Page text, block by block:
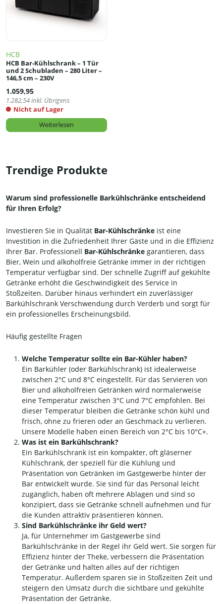
HCB
HCB Bar-Kühlschrank – 1 Tür
und 2 Schubladen – 280 Liter –
146,5 cm – 230V
1.059,95
1.282,54inkl. Übrigens
Nicht auf Lager
Weiterlesen
Trendige Produkte
Warum sind professionelle Barkühlschränke entscheidend
für Ihren Erfolg?
Investieren Sie in Qualität Bar-Kühlschränke ist eine
Investition in die Zufriedenheit Ihrer Gäste und in die Effizienz
Ihrer Bar. Professionell Bar-Kühlschränke garantieren, dass
Bier, Wein und alkoholfreie Getränke immer in der richtigen
Temperatur verfügbar sind. Der schnelle Zugriff auf gekühlte
Getränke erhöht die Geschwindigkeit des Service in
Stoßzeiten. Darüber hinaus verhindert ein zuverlässiger
Barkühlschrank Verschwendung durch Verderb und sorgt für
ein professionelles Erscheinungsbild.
Häufig gestellte Fragen
Welche Temperatur sollte ein Bar-Kühler haben?
Ein Barkühler (oder Barkühlschrank) ist idealerweise
zwischen 2°C und 8°C eingestellt. Für das Servieren von
Bier und alkoholfreien Getränken wird normalerweise
eine Temperatur zwischen 3°C und 7°C empfohlen. Bei
dieser Temperatur bleiben die Getränke schön kühl und
frisch, ohne zu frieren oder an Geschmack zu verlieren.
Unsere Modelle haben einen Bereich von 2°C bis 10°C+.
Was ist ein Barkühlschrank?
Ein Barkühlschrank ist ein kompakter, oft gläserner
Kühlschrank, der speziell für die Kühlung und
Präsentation von Getränken im Gastgewerbe hinter der
Bar entwickelt wurde. Sie sind für das Personal leicht
zugänglich, haben oft mehrere Ablagen und sind so
konzipiert, dass sie Getränke schnell aufnehmen und für
die Kunden attraktiv präsentieren können.
Sind Barkühlschränke ihr Geld wert?
Ja, für Unternehmer im Gastgewerbe sind
Barkühlschränke in der Regel ihr Geld wert. Sie sorgen für
Effizienz hinter der Theke, verbessern die Präsentation
der Getränke und halten alles auf der richtigen
Temperatur. Außerdem sparen sie in Stoßzeiten Zeit und
steigern den Umsatz durch die sichtbare und gekühlte
Präsentation der Getränke.